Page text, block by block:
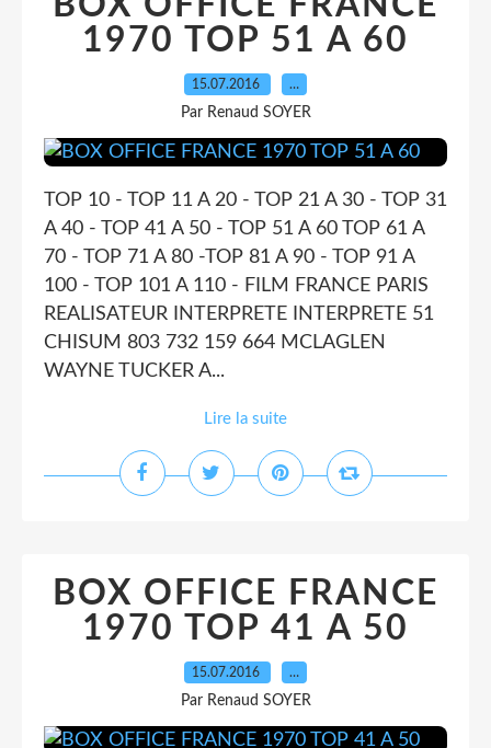
1970 TOP 51 A 60
15.07.2016 …
Par Renaud SOYER
TOP 10 - TOP 11 A 20 - TOP 21 A 30 - TOP 31
A 40 - TOP 41 A 50 - TOP 51 A 60 TOP 61 A
70 - TOP 71 A 80 -TOP 81 A 90 - TOP 91 A
100 - TOP 101 A 110 - FILM FRANCE PARIS
REALISATEUR INTERPRETE INTERPRETE 51
CHISUM 803 732 159 664 MCLAGLEN
WAYNE TUCKER A...
Lire la suite
BOX OFFICE FRANCE
1970 TOP 41 A 50
15.07.2016 …
Par Renaud SOYER